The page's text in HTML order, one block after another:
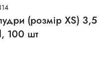
(розмір ХS) 3,5
100 шт